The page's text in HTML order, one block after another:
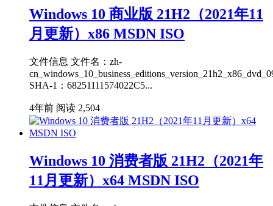
Windows 10 商业版 21H2（2021年11
月更新）x86 MSDN ISO
文件信息 文件名：zh-
SHA-1：68251111574022C5...
4年前 阅读 2,504
Windows 10 消费者版 21H2（2021年
11月更新）x64 MSDN ISO